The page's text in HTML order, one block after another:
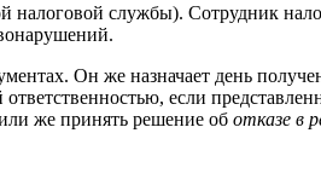
службы). Сотрудник
Он же назначает день
если
же принять решение об отказе в